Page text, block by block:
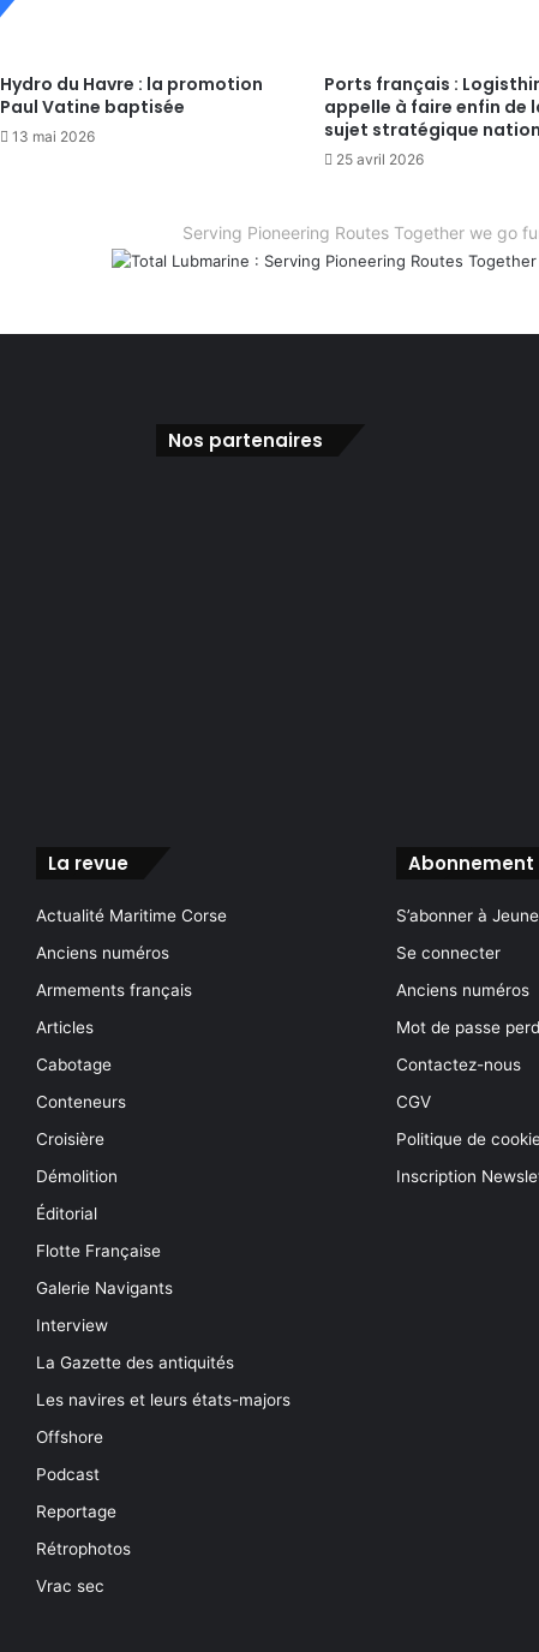
Hydro du Havre : la promotion
Paul Vatine baptisée
13 mai 2026
Ports français :
appelle à faire enfin de
sujet stratégique
25 avril 2026
Serving Pioneering Routes Together we go
Nos partenaires
La revue
Actualité Maritime Corse
Anciens numéros
Armements français
Articles
Cabotage
Conteneurs
Croisière
Démolition
Éditorial
Flotte Française
Galerie Navigants
Interview
La Gazette des antiquités
Les navires et leurs états-majors
Offshore
Podcast
Reportage
Rétrophotos
Vrac sec
Abonnement
S’abonner à
Se connecter
Anciens numéros
Mot de passe
Contactez-nous
CGV
Politique de
Inscription